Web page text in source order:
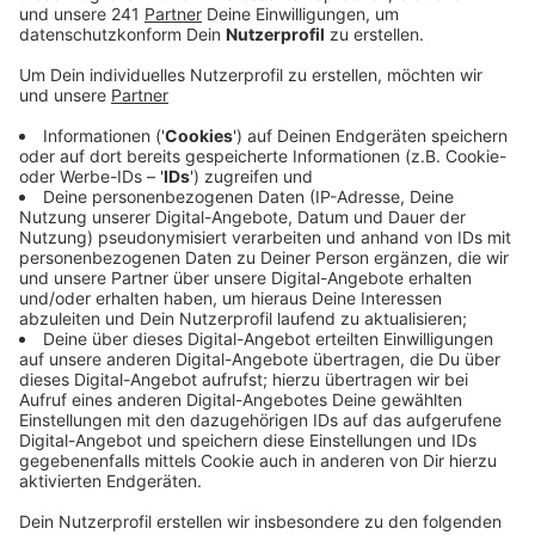
Die Forderung: Sichere Radwege in den Städten und
zwischen den drei Kommunen. Start der Aktion ist um
10 Uhr in der Troisdorfer Fußgängerzone am
Ursulaplatz. Von dort aus geht es mit dem Rädertross
durch Lohmar – mit einem Zwischenstopp am Rathaus
– und weiter zum unteren Marktplatz in Siegburg.
Anschließend geht es zurück nach Troisdorf. Politiker
aller Städte haben ihre Teilnahme angekündigt.
Interessierte sind eingeladen, mitzuradeln. Die
Teilnehmer sollen auf die maroden und schlecht
befahrbaren Radwege durch den Wald, die Gefahren an
den Autostraßen und die oft viel zu knappen
Überholvorgänge aufmerksam machen. Die Botschaft
des ADFC lautet: Sichere Radwege entlasten den